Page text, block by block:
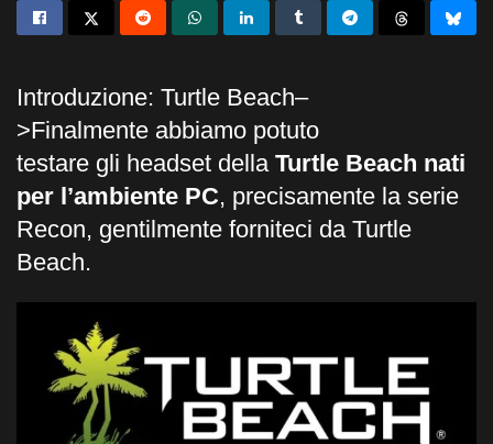
Introduzione: Turtle Beach–
>Finalmente abbiamo potuto
testare gli headset della Turtle Beach nati
per l’ambiente PC, precisamente la serie
Recon, gentilmente forniteci da Turtle
Beach.